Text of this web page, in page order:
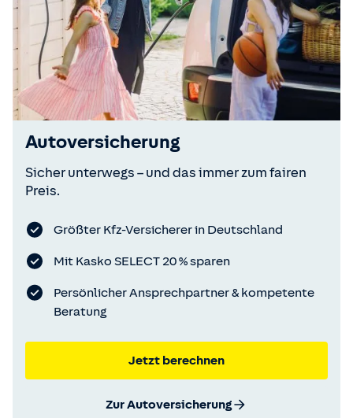
Autoversicherung
Sicher unterwegs – und das immer zum fairen
Preis.
Größter Kfz-Versicherer in Deutschland
Mit Kasko SELECT 20 % sparen
Persönlicher Ansprechpartner & kompetente
Beratung
Jetzt berechnen
Zur Autoversicherung